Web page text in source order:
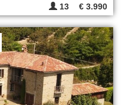
13 € 3.990